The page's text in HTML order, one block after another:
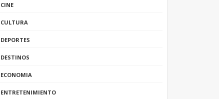
CINE
CULTURA
DEPORTES
DESTINOS
ECONOMIA
ENTRETENIMIENTO